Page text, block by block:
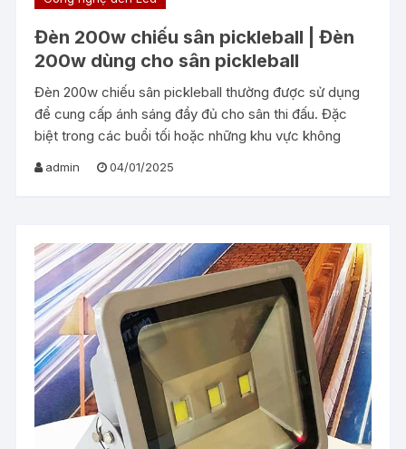
Đèn 200w chiếu sân pickleball | Đèn
200w dùng cho sân pickleball
Đèn 200w chiếu sân pickleball thường được sử dụng
để cung cấp ánh sáng đầy đủ cho sân thi đấu. Đặc
biệt trong các buổi tối hoặc những khu vực không
admin 04/01/2025